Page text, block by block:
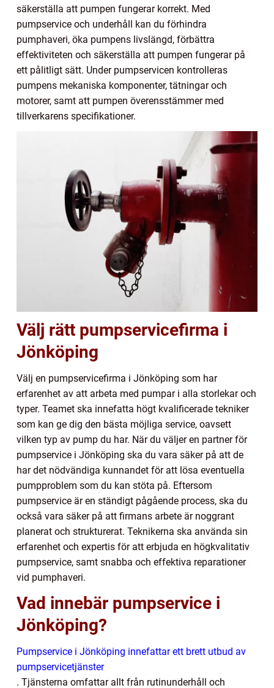
säkerställa att pumpen fungerar korrekt. Med
pumpservice och underhåll kan du förhindra
pumphaveri, öka pumpens livslängd, förbättra
effektiviteten och säkerställa att pumpen fungerar på
ett pålitligt sätt. Under pumpservicen kontrolleras
pumpens mekaniska komponenter, tätningar och
motorer, samt att pumpen överensstämmer med
tillverkarens specifikationer.
Välj rätt pumpservicefirma i
Jönköping
Välj en pumpservicefirma i Jönköping som har
erfarenhet av att arbeta med pumpar i alla storlekar och
typer. Teamet ska innefatta högt kvalificerade tekniker
som kan ge dig den bästa möjliga service, oavsett
vilken typ av pump du har. När du väljer en partner för
pumpservice i Jönköping ska du vara säker på att de
har det nödvändiga kunnandet för att lösa eventuella
pumpproblem som du kan stöta på. Eftersom
pumpservice är en ständigt pågående process, ska du
också vara säker på att firmans arbete är noggrant
planerat och strukturerat. Teknikerna ska använda sin
erfarenhet och expertis för att erbjuda en högkvalitativ
pumpservice, samt snabba och effektiva reparationer
vid pumphaveri.
Vad innebär pumpservice i
Jönköping?
Pumpservice i Jönköping innefattar ett brett utbud av
pumpservicetjänster
. Tjänsterna omfattar allt från rutinunderhåll och